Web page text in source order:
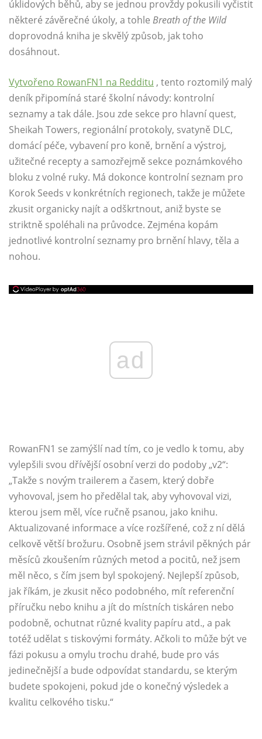
úklidových běhů, aby se jednou provždy pokusili vyčistit
některé závěrečné úkoly, a tohle Breath of the Wild
doprovodná kniha je skvělý způsob, jak toho
dosáhnout.
Vytvořeno RowanFN1 na Redditu , tento roztomilý malý
deník připomíná staré školní návody: kontrolní
seznamy a tak dále. Jsou zde sekce pro hlavní quest,
Sheikah Towers, regionální protokoly, svatyně DLC,
domácí péče, vybavení pro koně, brnění a výstroj,
užitečné recepty a samozřejmě sekce poznámkového
bloku z volné ruky. Má dokonce kontrolní seznam pro
Korok Seeds v konkrétních regionech, takže je můžete
zkusit organicky najít a odškrtnout, aniž byste se
striktně spoléhali na průvodce. Zejména kopám
jednotlivé kontrolní seznamy pro brnění hlavy, těla a
nohou.
ad
RowanFN1 se zamýšlí nad tím, co je vedlo k tomu, aby
vylepšili svou dřívější osobní verzi do podoby „v2“:
„Takže s novým trailerem a časem, který dobře
vyhovoval, jsem ho předělal tak, aby vyhovoval vizi,
kterou jsem měl, více ručně psanou, jako knihu.
Aktualizované informace a více rozšířené, což z ní dělá
celkově větší brožuru. Osobně jsem strávil pěkných pár
měsíců zkoušením různých metod a pocitů, než jsem
měl něco, s čím jsem byl spokojený. Nejlepší způsob,
jak říkám, je zkusit něco podobného, ​​mít referenční
příručku nebo knihu a jít do místních tiskáren nebo
podobně, ochutnat různé kvality papíru atd., a pak
totéž udělat s tiskovými formáty. Ačkoli to může být ve
fázi pokusu a omylu trochu drahé, bude pro vás
jedinečnější a bude odpovídat standardu, se kterým
budete spokojeni, pokud jde o konečný výsledek a
kvalitu celkového tisku.“